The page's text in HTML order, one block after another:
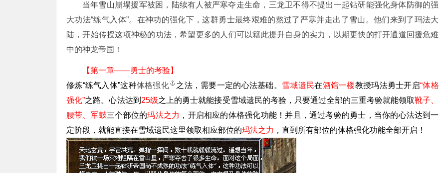
当年雪山崩塌援军被困，陆续有人被严寒夺走生命，三龙卫不得不提出一起钻研能强化身体防御的强
大功法“练气入体”。在神功的强化下，这群勇士最终艰难的熬过了严寒并走出了雪山。他们来到了玛法大
陆，开始传授这项神秘的功法，希望更多的人们可以籍此提升自身的实力，以期更快的打开通道回援危难
中的神龙帝国！
【第一章——勇士的考验】
修炼“练气入体”这种体格强化 之法， 需要一定的心法基础。 雪域遗民在酒馆一楼教授玛法勇士开启“体格
强化”之路。心法达到 25级之上的勇士就能接受雪域遗民的考验，只要通过全部的三重考验就能领取靴子、
腰带、军鼓三个部位的玛法之力 ，开启相应的体格强化功能！并且，通过考验的勇士，当你的心法达到一
定阶段，就能直接在雪域遗民这里领取相应部位的玛法之力 ，直到所有部位的体格强化功能全部开启！